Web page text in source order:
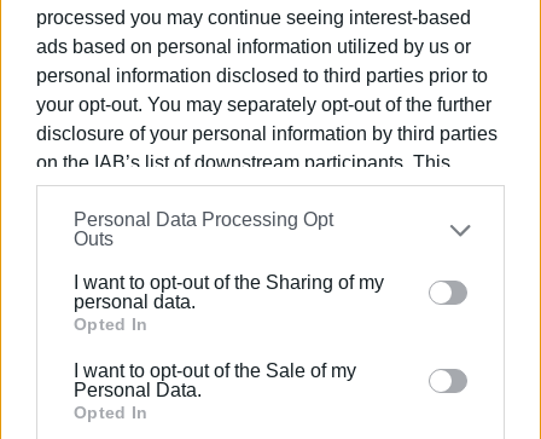
processed you may continue seeing interest-based
ads based on personal information utilized by us or
personal information disclosed to third parties prior to
your opt-out. You may separately opt-out of the further
disclosure of your personal information by third parties
on the IAB’s list of downstream participants. This
information may also be disclosed by us to third parties
on theIAB’s List of Downstream Participants
that may
further disclose it to other third parties.
Please note that this website/app uses one or more
Google services and may gather and store information
behaviour. You may click to grant or deny consent to
Google and its third-party tags to use your data for
Personal Data Processing Opt
Outs
I want to opt-out of the Sharing of my
personal data.
Opted In
I want to opt-out of the Sale of my
Personal Data.
Opted In
Εμφανίσεις: 70
ΒΑΣΙΛΗΣ ΠΑΝΤΑΖΟΠΟΥΛΟΣ
Ο Βασίλης Πανταζόπουλος είναι απόφοιτος του
τμήματος Μεσογειακών Σπουδών του